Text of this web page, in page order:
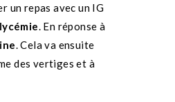
un repas avec un IG
. En réponse à
. Cela va ensuite
des vertiges et à